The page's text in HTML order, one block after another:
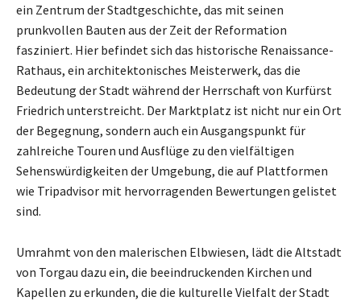
ein Zentrum der Stadtgeschichte, das mit seinen
prunkvollen Bauten aus der Zeit der Reformation
fasziniert. Hier befindet sich das historische Renaissance-
Rathaus, ein architektonisches Meisterwerk, das die
Bedeutung der Stadt während der Herrschaft von Kurfürst
Friedrich unterstreicht. Der Marktplatz ist nicht nur ein Ort
der Begegnung, sondern auch ein Ausgangspunkt für
zahlreiche Touren und Ausflüge zu den vielfältigen
Sehenswürdigkeiten der Umgebung, die auf Plattformen
wie Tripadvisor mit hervorragenden Bewertungen gelistet
sind.
Umrahmt von den malerischen Elbwiesen, lädt die Altstadt
von Torgau dazu ein, die beeindruckenden Kirchen und
Kapellen zu erkunden, die die kulturelle Vielfalt der Stadt